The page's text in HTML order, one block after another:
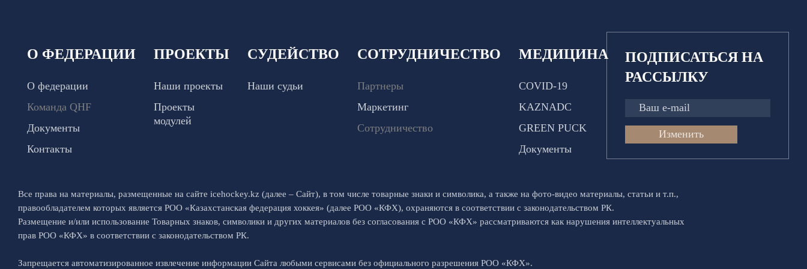
О ФЕДЕРАЦИИ
О федерации
Команда QHF
Документы
Контакты
ПРОЕКТЫ
Наши проекты
Проекты
модулей
СУДЕЙСТВО
Наши судьи
СОТРУДНИЧЕСТВО
Партнеры
Маркетинг
Сотрудничество
МЕДИЦИНА
COVID-19
KAZNADC
GREEN PUCK
Документы
ПОДПИСАТЬСЯ НА
РАССЫЛКУ
Изменить
Все права на материалы, размещенные на сайте icehockey.kz (далее – Сайт), в том числе товарные знаки и символика, а также на фото-видео материалы, статьи и т.п.,
правообладателем которых является РОО «Казахстанская федерация хоккея» (далее РОО «КФХ), охраняются в соответствии с законодательством РК.
Размещение и/или использование Товарных знаков, символики и других материалов без согласования с РОО «КФХ» рассматриваются как нарушения интеллектуальных
прав РОО «КФХ» в соответствии с законодательством РК.
Запрещается автоматизированное извлечение информации Сайта любыми сервисами без официального разрешения РОО «КФХ».